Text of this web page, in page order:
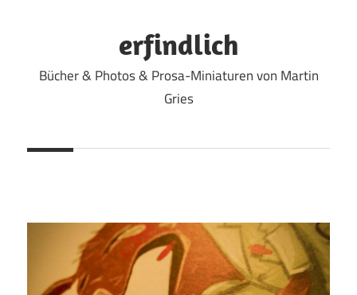
erfindlich
Bücher & Photos & Prosa-Miniaturen von Martin
Gries